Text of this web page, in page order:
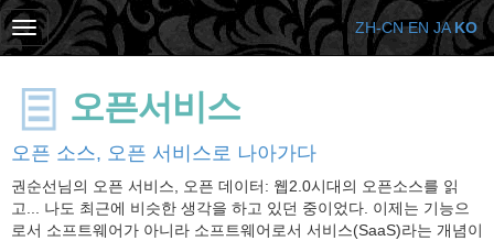
오픈서비스
오픈 소스, 오픈 서비스로 나아가다
권순선님의 오픈 서비스, 오픈 데이터: 웹2.0시대의 오픈소스를 읽
고... 나도 최근에 비슷한 생각을 하고 있던 중이었다. 이제는 기능으
로서 소프트웨어가 아니라 소프트웨어로서 서비스(SaaS)라는 개념이
ZH-CN EN JA KO